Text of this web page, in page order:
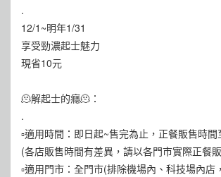
.
12/1~明年1/31
享受勁濃起士魅力
現省10元
🫠解起士的癮🫠：
.
▫️適用時間：即日起~售完為止，正餐販售時
(各店販售時間有差異，請以各門市實際正餐
▫️適用門市：全門市(排除機場內、科技場內店